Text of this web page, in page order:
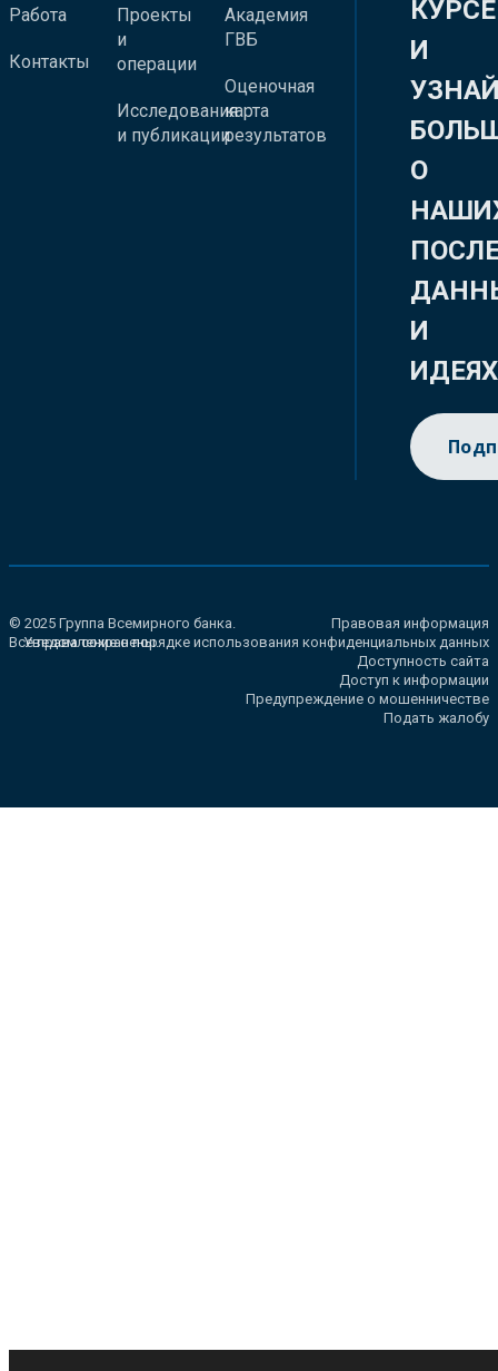
Работа
Контакты
Проекты
и
операции
Исследования
и публикации
Академия
ГВБ
Оценочная
карта
результатов
КУРСЕ
И
О
И
ИДЕЯХ
© 2025 Группа Всемирного банка.
Все права сохранены.
Правовая информация
Уведомление о порядке использования конфиденциальных данных
Доступность сайта
Доступ к информации
Предупреждение о мошенничестве
Подать жалобу